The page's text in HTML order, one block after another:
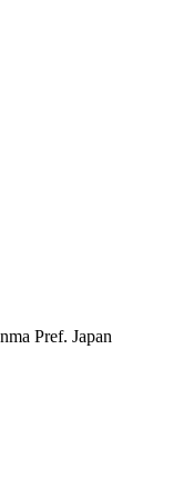
Pref. Japan